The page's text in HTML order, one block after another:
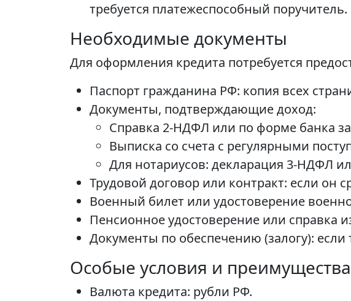
требуется платежеспособный поручитель.
Необходимые документы
Для оформления кредита потребуется
Паспорт гражданина РФ: копия всех
Документы, подтверждающие доход:
Справка 2-НДФЛ или по форме банка
Выписка со счета с регулярными
Для нотариусов: декларация 3-НДФЛ
Трудовой договор или контракт: если он
Военный билет или удостоверение
Пенсионное удостоверение или справка
Документы по обеспечению (залогу): если
Особые условия и преимущества
Валюта кредита: рубли РФ.